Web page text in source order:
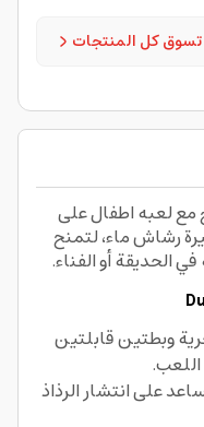
تسوق كل المنتجات
لعبه اطفال على
رشاش ماء، لتمنح
الحديقة أو الفناء.
وبطتين قابلتين
على انتشار الرذاذ